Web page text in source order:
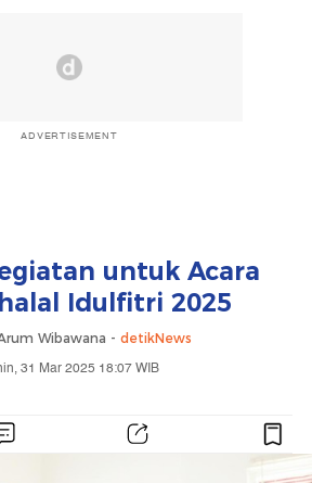
ADVERTISEMENT
untuk Acara
Idulfitri 2025
Wibawana - detikNews
31 Mar 2025 18:07 WIB